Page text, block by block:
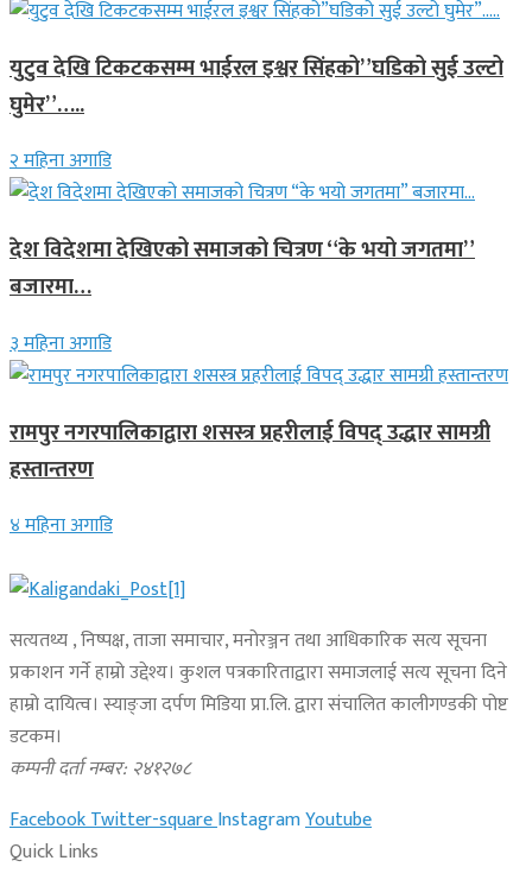
युटुव देखि टिकटकसम्म भाईरल इश्वर सिंहको”घडिको सुई उल्टो
घुमेर”…..
२ महिना अगाडि
देश विदेशमा देखिएको समाजको चित्रण “के भयो जगतमा”
बजारमा…
३ महिना अगाडि
रामपुर नगरपालिकाद्वारा शसस्त्र प्रहरीलाई विपद् उद्धार सामग्री
हस्तान्तरण
४ महिना अगाडि
सत्यतथ्य , निष्पक्ष, ताजा समाचार, मनोरञ्जन तथा आधिकारिक सत्य सूचना
प्रकाशन गर्ने हाम्रो उद्देश्य। कुशल पत्रकारिताद्वारा समाजलाई सत्य सूचना दिने
हाम्रो दायित्व। स्याङ्जा दर्पण मिडिया प्रा.लि. द्वारा संचालित कालीगण्डकी पोष्ट
डटकम।
कम्पनी दर्ता नम्बर: २४१२७८
FacebookTwitter-squareInstagramYoutube
Quick Links